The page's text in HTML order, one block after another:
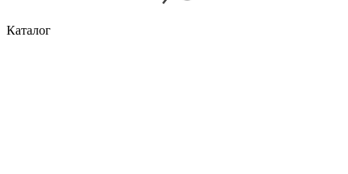
Каталог